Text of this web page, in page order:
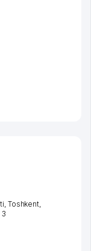
, Toshkent,
3